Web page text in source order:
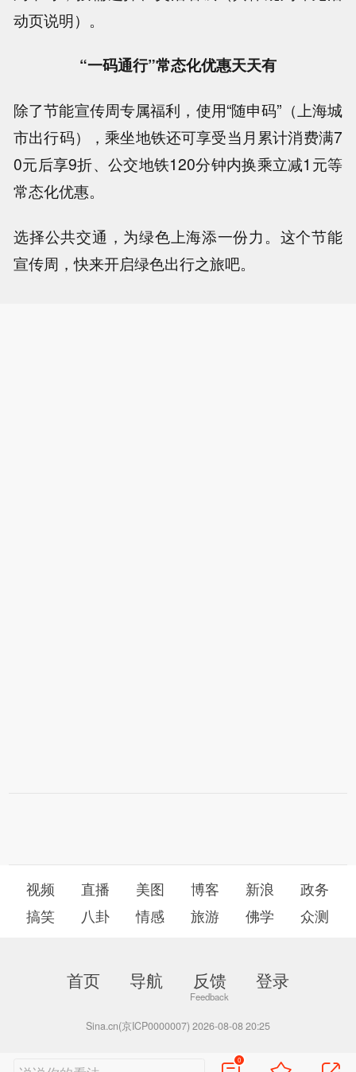
动页说明）。
“一码通行”常态化优惠天天有
除了节能宣传周专属福利，使用“随申码”（上海城
市出行码），乘坐地铁还可享受当月累计消费满7
0元后享9折、公交地铁120分钟内换乘立减1元等
常态化优惠。
选择公共交通，为绿色上海添一份力。这个节能
宣传周，快来开启绿色出行之旅吧。
视频 直播 美图 博客 新浪
政务
搞笑
八卦 情感 旅游 佛学 众测
首页 导航 反馈 登录
Sina.cn(京ICP0000007) 2026-08-08 20:25
0